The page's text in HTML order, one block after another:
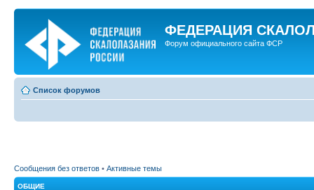
ФЕДЕРАЦИЯ
Форум официального сайта ФСР
Список форумов
Сообщения без ответов • Активные темы
ОБЩИЕ